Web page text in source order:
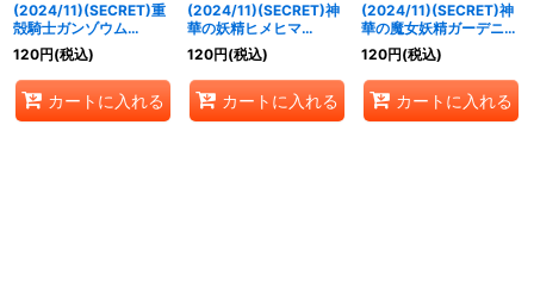
(2024/11)(SECRET)重
殻騎士ガンゾウム
(BSC44収録)【R-
SEC】{BS49-038}
《多》
120円(税込)
カートに入れる
(2024/11)(SECRET)神
華の妖精ヒメヒマ
(BSC44収録)【C-
SEC】{BS49-053}
《黄》
120円(税込)
カートに入れる
(2024/11)(SECRET)神
華の魔女妖精ガーデニア
(BSC44収録)【M-
SEC】{BS49-054}
《黄》
120円(税込)
カートに入れる